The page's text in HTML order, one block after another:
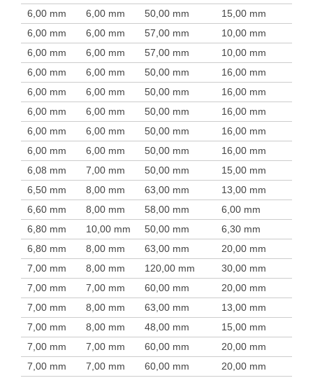
6,00 mm
6,00 mm 50,00 mm 15,00 mm
6,00 mm
6,00 mm 57,00 mm 10,00 mm
6,00 mm
6,00 mm 57,00 mm 10,00 mm
6,00 mm
6,00 mm 50,00 mm 16,00 mm
6,00 mm
6,00 mm 50,00 mm 16,00 mm
6,00 mm
6,00 mm 50,00 mm 16,00 mm
6,00 mm
6,00 mm 50,00 mm 16,00 mm
6,00 mm
6,00 mm 50,00 mm 16,00 mm
6,08 mm
7,00 mm 50,00 mm 15,00 mm
6,50 mm
8,00 mm 63,00 mm 13,00 mm
6,60 mm
8,00 mm 58,00 mm 6,00 mm
6,80 mm
10,00 mm 50,00 mm 6,30 mm
6,80 mm
8,00 mm 63,00 mm 20,00 mm
7,00 mm
8,00 mm 120,00 mm 30,00 mm
7,00 mm
7,00 mm 60,00 mm 20,00 mm
7,00 mm
8,00 mm 63,00 mm 13,00 mm
7,00 mm
8,00 mm 48,00 mm 15,00 mm
7,00 mm
7,00 mm 60,00 mm 20,00 mm
7,00 mm
7,00 mm 60,00 mm 20,00 mm